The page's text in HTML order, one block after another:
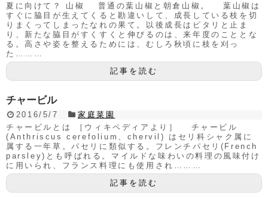
夏に向けて？ 山椒 普通の葉山椒と朝倉山椒。 葉山椒は
すぐに脇目が生えてくると勘違いして、成長している枝を切
りまくってしまったなれの果て。以後成長はピタリと止ま
り、新たな脇目がすくすくと伸びるのは、来年度のこととな
る。高さや姿を整えるためには、むしろ秋頃に枝を刈っ
た………
記事を読む
チャービル
2016/5/7
家庭菜園
チャービルとは ［ウィキペディアより］ チャービル
(Anthriscus cerefolium、chervil) はセリ科シャク属に
属する一年草。パセリに類似する。フレンチパセリ(French
parsley)とも呼ばれる。マイルドな味わいの料理の風味付け
に用いられ、フランス料理にも使用され………
記事を読む